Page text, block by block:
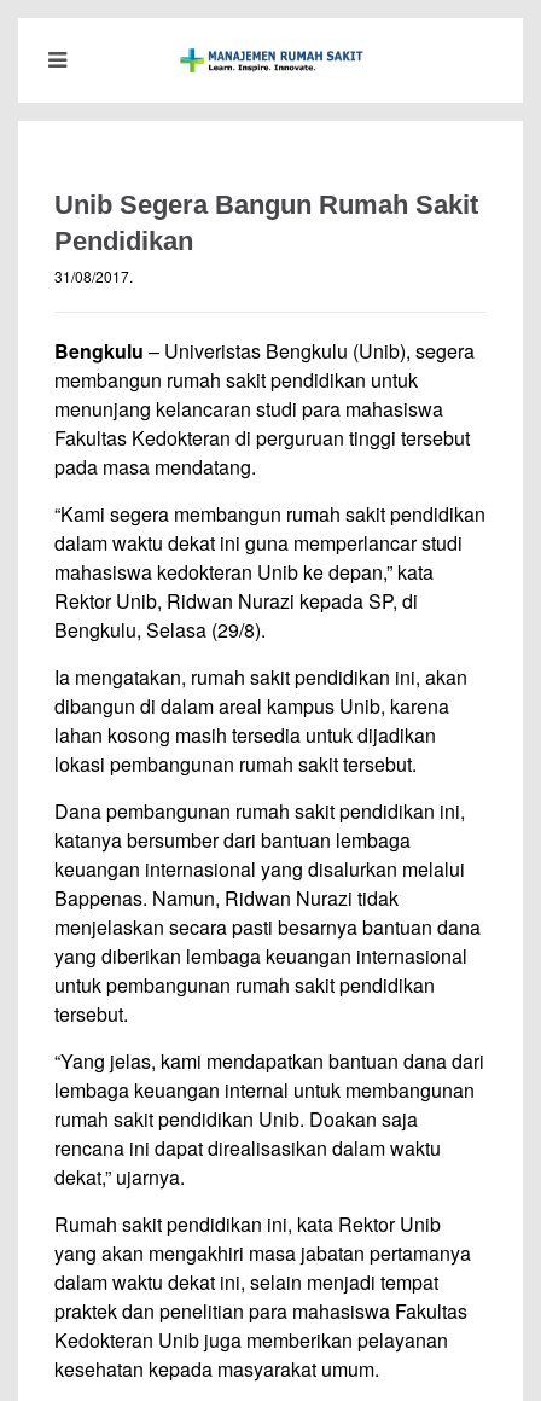
Unib Segera Bangun Rumah Sakit
Pendidikan
31/08/2017.
Bengkulu – Univeristas Bengkulu (Unib), segera
membangun rumah sakit pendidikan untuk
menunjang kelancaran studi para mahasiswa
Fakultas Kedokteran di perguruan tinggi tersebut
pada masa mendatang.
“Kami segera membangun rumah sakit pendidikan
dalam waktu dekat ini guna memperlancar studi
mahasiswa kedokteran Unib ke depan,” kata
Rektor Unib, Ridwan Nurazi kepada SP, di
Bengkulu, Selasa (29/8).
Ia mengatakan, rumah sakit pendidikan ini, akan
dibangun di dalam areal kampus Unib, karena
lahan kosong masih tersedia untuk dijadikan
lokasi pembangunan rumah sakit tersebut.
Dana pembangunan rumah sakit pendidikan ini,
katanya bersumber dari bantuan lembaga
keuangan internasional yang disalurkan melalui
Bappenas. Namun, Ridwan Nurazi tidak
menjelaskan secara pasti besarnya bantuan dana
yang diberikan lembaga keuangan internasional
untuk pembangunan rumah sakit pendidikan
tersebut.
“Yang jelas, kami mendapatkan bantuan dana dari
lembaga keuangan internal untuk membangunan
rumah sakit pendidikan Unib. Doakan saja
rencana ini dapat direalisasikan dalam waktu
dekat,” ujarnya.
Rumah sakit pendidikan ini, kata Rektor Unib
yang akan mengakhiri masa jabatan pertamanya
dalam waktu dekat ini, selain menjadi tempat
praktek dan penelitian para mahasiswa Fakultas
Kedokteran Unib juga memberikan pelayanan
kesehatan kepada masyarakat umum.